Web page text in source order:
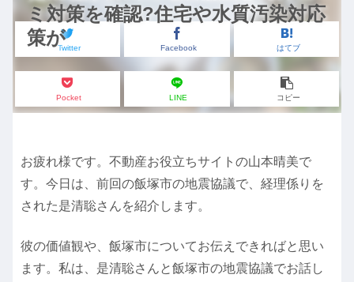
ミ対策を確認?住宅や水質汚染対応
策がTwitter Facebook はてブ
Pocket LINE コピー
お疲れ様です。不動産お役立ちサイトの山本晴美で
す。今日は、前回の飯塚市の地震協議で、経理係りを
された是清聡さんを紹介します。
彼の価値観や、飯塚市についてお伝えできればと思い
ます。私は、是清聡さんと飯塚市の地震協議でお話し